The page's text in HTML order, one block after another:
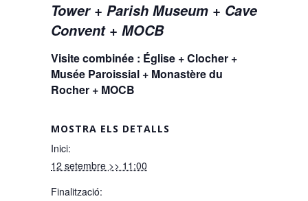
Tower + Parish Museum + Cave
Convent + MOCB
Visite combinée : Église + Clocher +
Musée Paroissial + Monastère du
Rocher + MOCB
MOSTRA ELS DETALLS
Inici:
12 setembre >> 11:00
Finalització: